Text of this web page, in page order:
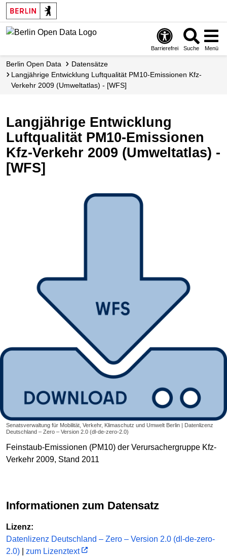
Skip
to
main
Barrierefrei Suche Menü
Berlin Open Data
Datensätze
Langjährige Entwicklung Luftqualität PM10-Emissionen Kfz-
Verkehr 2009 (Umweltatlas) - [WFS]
Langjährige Entwicklung
Luftqualität PM10-Emissionen
Kfz-Verkehr 2009 (Umweltatlas) -
[WFS]
Senatsverwaltung für Mobilität, Verkehr, Klimaschutz und Umwelt Berlin | Datenlizenz
Deutschland – Zero – Version 2.0 (dl-de-zero-2.0)
Feinstaub-Emissionen (PM10) der Verursachergruppe Kfz-
Verkehr 2009, Stand 2011
Informationen zum Datensatz
Lizenz:
Datenlizenz Deutschland – Zero – Version 2.0 (dl-de-zero-
2.0)
zum Lizenztext